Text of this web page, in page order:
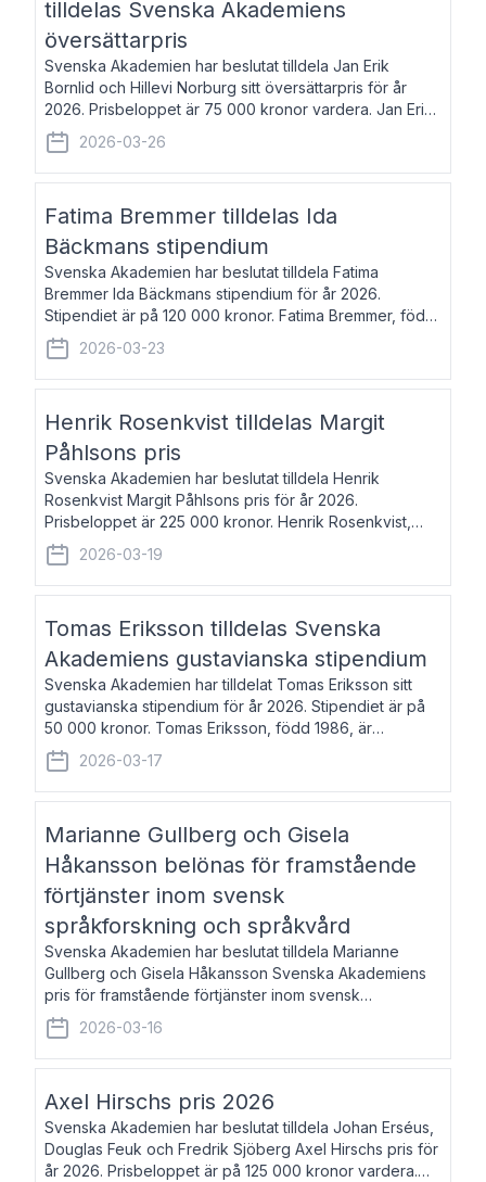
tilldelas Svenska Akademiens
översättarpris
Svenska Akademien har beslutat tilldela Jan Erik
Bornlid och Hillevi Norburg sitt översättarpris för år
2026. Prisbeloppet är 75 000 kronor vardera. Jan Erik
Bornlid, född 1947, är översättare från tyska. Han är
främst känd för sina översät
2026-03-26
Fatima Bremmer tilldelas Ida
Bäckmans stipendium
Svenska Akademien har beslutat tilldela Fatima
Bremmer Ida Bäckmans stipendium för år 2026.
Stipendiet är på 120 000 kronor. Fatima Bremmer, född
1977, är journalist och författare. Hon utkom i fjol med
boken Ligan. Klarakvarterens blodsyst
2026-03-23
Henrik Rosenkvist tilldelas Margit
Påhlsons pris
Svenska Akademien har beslutat tilldela Henrik
Rosenkvist Margit Påhlsons pris för år 2026.
Prisbeloppet är 225 000 kronor. Henrik Rosenkvist,
född 1965, är professor i nordiska språk vid Göteborgs
universitet. Han disputerade 2004 på avhan
2026-03-19
Tomas Eriksson tilldelas Svenska
Akademiens gustavianska stipendium
Svenska Akademien har tilldelat Tomas Eriksson sitt
gustavianska stipendium för år 2026. Stipendiet är på
50 000 kronor. Tomas Eriksson, född 1986, är
projektledare inom marknadsföring och författare och
utkom i fjol med boken Syndabocken.
2026-03-17
Marianne Gullberg och Gisela
Håkansson belönas för framstående
förtjänster inom svensk
språkforskning och språkvård
Svenska Akademien har beslutat tilldela Marianne
Gullberg och Gisela Håkansson Svenska Akademiens
pris för framstående förtjänster inom svensk
språkforskning och språkvård till minne av Carl Gabriel
och Karin Forsberg för år 2026. Prissumma
2026-03-16
Axel Hirschs pris 2026
Svenska Akademien har beslutat tilldela Johan Erséus,
Douglas Feuk och Fredrik Sjöberg Axel Hirschs pris för
år 2026. Prisbeloppet är på 125 000 kronor vardera.